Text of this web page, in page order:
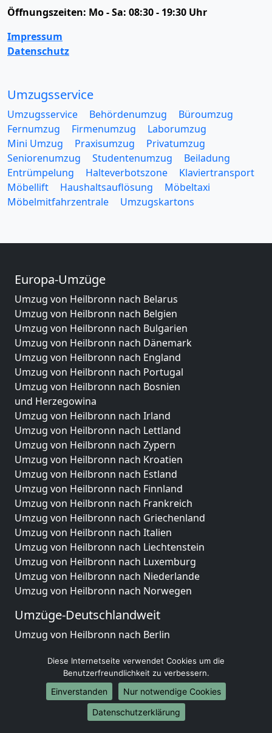
Öffnungszeiten: Mo - Sa: 08:30 - 19:30 Uhr
Impressum
Datenschutz
Umzugsservice
Umzugsservice Behördenumzug
Büroumzug
Fernumzug
Firmenumzug
Laborumzug
Mini Umzug
Praxisumzug
Privatumzug
Seniorenumzug
Studentenumzug
Beiladung
Entrümpelung
Halteverbotszone
Klaviertransport
Möbellift
Haushaltsauflösung
Möbeltaxi
Möbelmitfahrzentrale
Umzugskartons
Europa-Umzüge
Umzug von Heilbronn nach Belarus
Umzug von Heilbronn nach Belgien
Umzug von Heilbronn nach Bulgarien
Umzug von Heilbronn nach Dänemark
Umzug von Heilbronn nach England
Umzug von Heilbronn nach Portugal
Umzug von Heilbronn nach Bosnien
und Herzegowina
Umzug von Heilbronn nach Irland
Umzug von Heilbronn nach Lettland
Umzug von Heilbronn nach Zypern
Umzug von Heilbronn nach Kroatien
Umzug von Heilbronn nach Estland
Umzug von Heilbronn nach Finnland
Umzug von Heilbronn nach Frankreich
Umzug von Heilbronn nach Griechenland
Umzug von Heilbronn nach Italien
Umzug von Heilbronn nach Liechtenstein
Umzug von Heilbronn nach Luxemburg
Umzug von Heilbronn nach Niederlande
Umzug von Heilbronn nach Norwegen
Umzüge-Deutschlandweit
Umzug von Heilbronn nach Berlin
Umzug von Heilbronn nach München
Umzug von Heilbronn nach Köln
Umzug von Heilbronn nach Frankfurt am Main
Umzug von Heilbronn nach Stuttgart
Umzug von Heilbronn nach Düsseldorf
Diese Internetseite verwendet Cookies um die
Benutzerfreundlichkeit zu verbessern.
Einverstanden
Nur notwendige Cookies
Datenschutzerklärung